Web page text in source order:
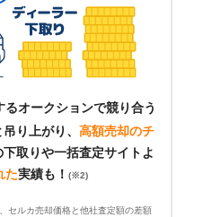
るオークションで競り合う
り上がり、 高額売却のチ
取りや一括査定サイトよ
た実績も！ (※2)
セルカ売却価格と他社査定額の差額